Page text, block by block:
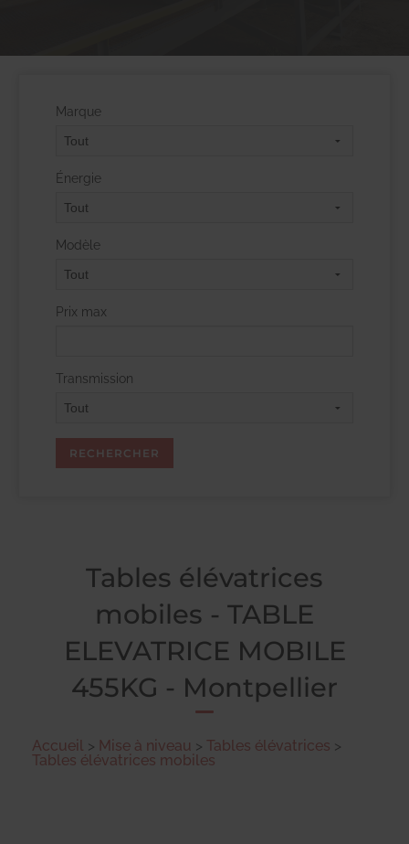
Marque
Énergie
Modèle
Prix max
Transmission
Tables élévatrices
mobiles - TABLE
ELEVATRICE MOBILE
455KG - Montpellier
Accueil > Mise à niveau > Tables élévatrices >
Tables élévatrices mobiles